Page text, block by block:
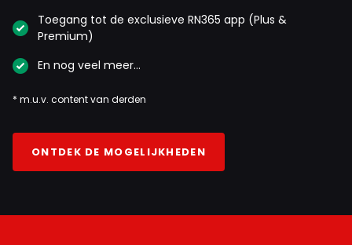
Toegang tot de exclusieve RN365 app (Plus &
Premium)
En nog veel meer…
* m.u.v. content van derden
ONTDEK DE MOGELIJKHEDEN